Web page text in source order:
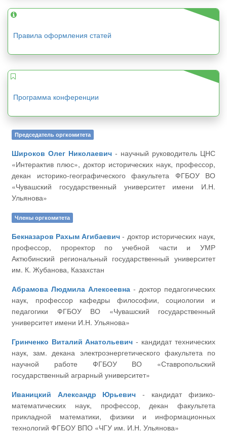
Правила оформления статей
Программа конференции
Председатель оргкомитета
Широков Олег Николаевич
«Интерактив плюс», доктор исторических наук, профессор,
декан историко-географического факультета ФГБОУ ВО
«Чувашский государственный университет имени И.Н.
Ульянова»
Члены оргкомитета
Бекназаров Рахым Агибаевич
профессор, проректор по учебной части и УМР
Актюбинский региональный государственный университет
им. К. Жубанова, Казахстан
Абрамова Людмила Алексеевна
наук, профессор кафедры философии, социологии и
педагогики ФГБОУ ВО «Чувашский государственный
университет имени И.Н. Ульянова»
Гринченко Виталий Анатольевич
наук, зам. декана электроэнергетического факультета по
научной работе ФГБОУ ВО «Ставропольский
государственный аграрный университет»
Иваницкий Александр Юрьевич
математических наук, профессор, декан факультета
прикладной математики, физики и информационных
технологий ФГБОУ ВПО «ЧГУ им. И.Н. Ульянова»